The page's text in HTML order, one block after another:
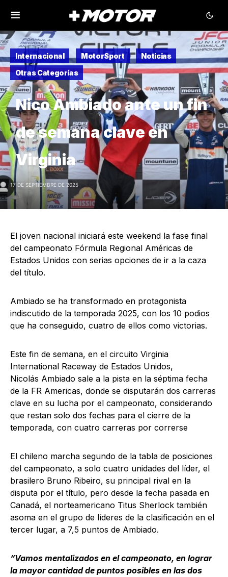
Internacional MotorSport
Noticias
Otras Categorías
Nico Ambiado ante un fin
de semana clave en
Virginia
17 DE SEPTIEMBRE DE 2025
El joven nacional iniciará este weekend la fase final
del campeonato Fórmula Regional Américas de
Estados Unidos con serias opciones de ir a la caza
del título.
Ambiado se ha transformado en protagonista
indiscutido de la temporada 2025, con los 10 podios
que ha conseguido, cuatro de ellos como victorias.
Este fin de semana, en el circuito Virginia
International Raceway de Estados Unidos,
Nicolás Ambiado sale a la pista en la séptima fecha
de la FR Americas, donde se disputarán dos carreras
clave en su lucha por el campeonato, considerando
que restan solo dos fechas para el cierre de la
temporada, con cuatro carreras por correrse
El chileno marcha segundo de la tabla de posiciones
del campeonato, a solo cuatro unidades del líder, el
brasilero Bruno Ribeiro, su principal rival en la
disputa por el título, pero desde la fecha pasada en
Canadá, el norteamericano Titus Sherlock también
asoma en el grupo de líderes de la clasificación en el
tercer lugar, a 7,5 puntos de Ambiado.
“Vamos mentalizados en el campeonato, en lograr
la mayor cantidad de puntos posibles en las dos